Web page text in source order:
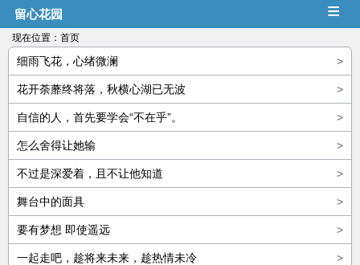
留心花园 ≡
现在位置： 首页
>
细雨飞花，心绪微澜
>
花开荼蘼终将落，秋横心湖已无波
>
自信的人，首先要学会“不在乎”。
>
怎么舍得让她输
>
不过是深爱着，且不让他知道
>
舞台中的面具
>
要有梦想 即使遥远
>
一起走吧，趁将来未来，趁热情未冷